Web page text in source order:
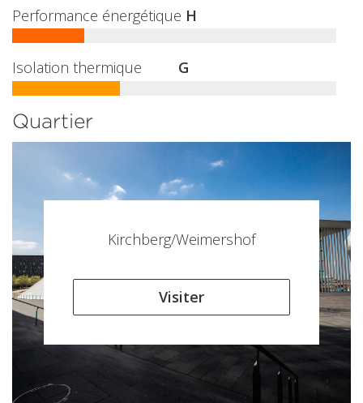
Performance énergétique H
Isolation thermique G
Quartier
Kirchberg/Weimershof
Visiter